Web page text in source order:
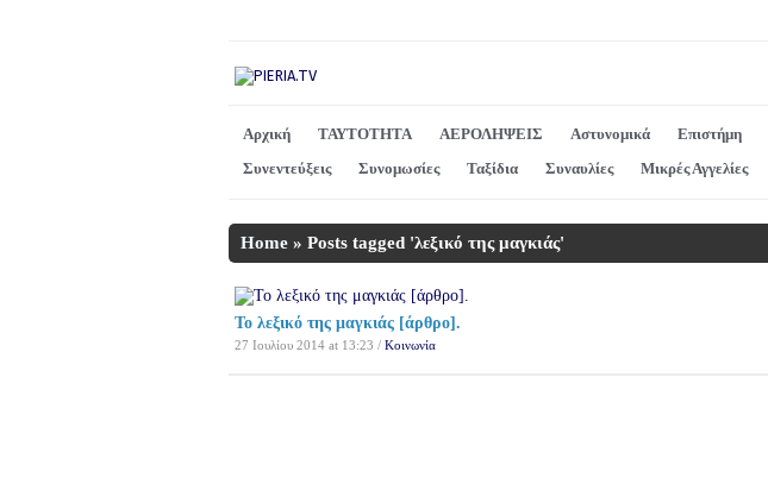
Αρχική ΤΑΥΤΟΤΗΤΑ ΑΕΡΟΛΗΨΕΙΣ Αστυνομικά Επιστήμη
Συνεντεύξεις
Συνομωσίες Ταξίδια Συναυλίες Μικρές Αγγελίες
Home » Posts tagged 'λεξικό της μαγκιάς'
Το λεξικό της μαγκιάς [άρθρο].
27 Ιουλίου 2014 at 13:23 / Κοινωνία